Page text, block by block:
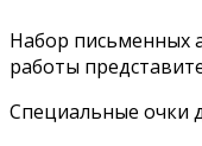
Набор письменных
работы
Специальные очки